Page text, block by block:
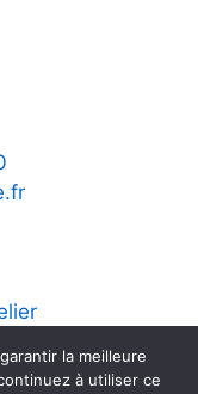
la meilleure
à utiliser ce